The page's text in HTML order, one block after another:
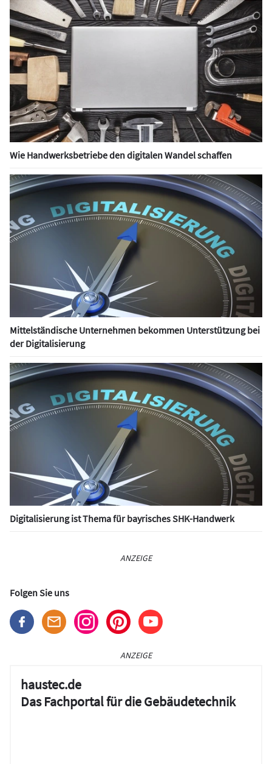
Wie Handwerksbetriebe den digitalen Wandel schaffen
Mittelständische Unternehmen bekommen Unterstützung bei
der Digitalisierung
Digitalisierung ist Thema für bayrisches SHK-Handwerk
ANZEIGE
Folgen Sie uns
ANZEIGE
haustec.de
Das Fachportal für die Gebäudetechnik